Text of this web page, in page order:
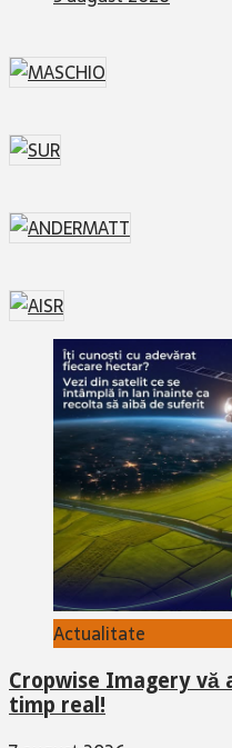
Actualitate
Cropwise Imagery
timp real!
7 august 2026